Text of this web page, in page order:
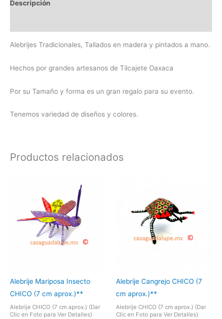
Descripción
Alebrijes Tradicionales, Tallados en madera y pintados a mano.
Hechos por grandes artesanos de Tilcajete Oaxaca
Por su Tamaño y forma es un gran regalo para su evento.
Tenemos variedad de diseños y colores.
Productos relacionados
Alebrije Mariposa Insecto
CHICO (7 cm aprox.)**
Alebrije CHICO (7 cm aprox.) (Dar
Clic en Foto para Ver Detalles)
Alebrije Cangrejo CHICO (7
cm aprox.)**
Alebrije CHICO (7 cm aprox.) (Dar
Clic en Foto para Ver Detalles)